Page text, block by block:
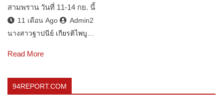
สามพราน วันที่ 11-14 กย. นี้
11 เดือน Ago
Admin2
นางสาวฐาปนีย์ เกียรติไพบู…
Read More
94REPORT.COM